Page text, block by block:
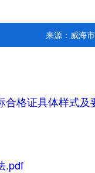
来源： 威海
合格证具体样式及
.pdf